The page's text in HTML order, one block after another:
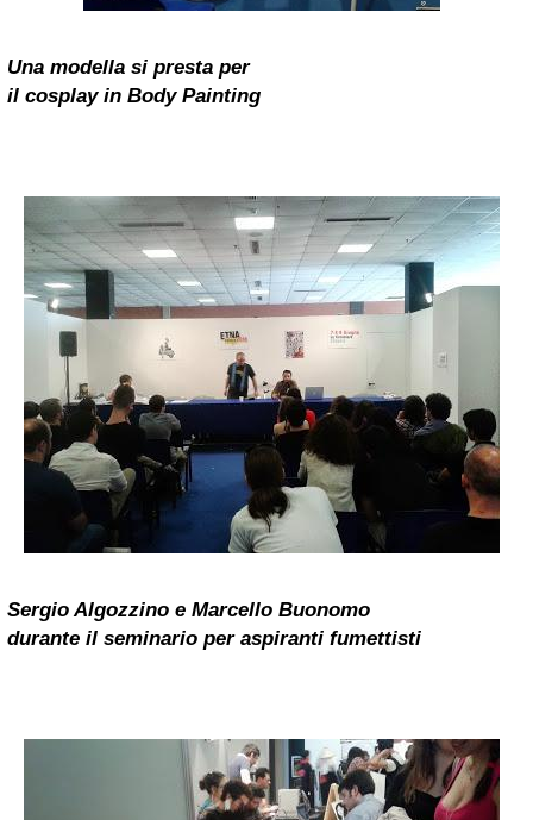
Una modella si presta per
il cosplay in Body Painting
Sergio Algozzino e Marcello Buonomo
durante il seminario per aspiranti fumettisti